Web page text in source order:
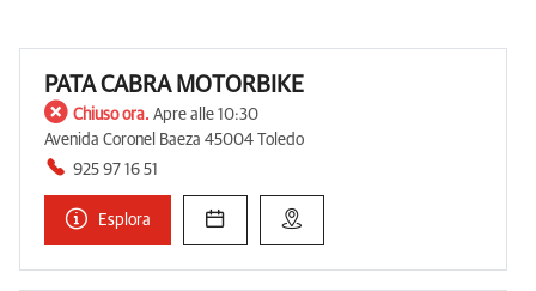
PATA CABRA MOTORBIKE
Chiuso ora. Apre alle 10:30
Avenida Coronel Baeza 45004 Toledo
925 97 16 51
Esplora